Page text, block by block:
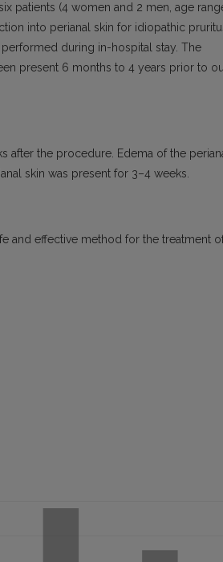
patients (4 women and 2 men, age
into perianal skin for idiopathic
during in-hospital stay. The
present 6 months to 4 years prior to
after the procedure. Edema of the
skin was present for 3–4 weeks.
and effective method for the treatment